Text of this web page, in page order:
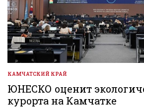
ОПУБЛИКОВАНО
В
КАМЧАТСКИЙ КРАЙ
ЮНЕСКО оценит
курорта на Камчатке